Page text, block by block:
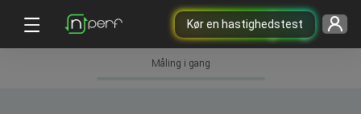
Kør en hastighedstest
Måling i gang